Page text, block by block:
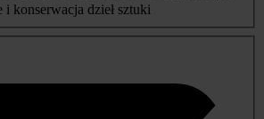
i konserwacja dzieł sztuki